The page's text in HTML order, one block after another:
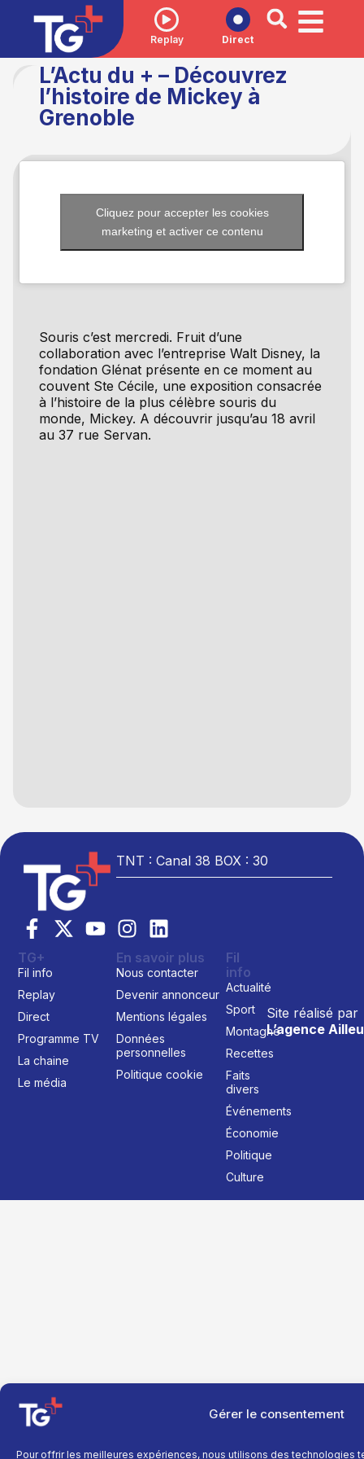
Gérer le consentement
Pour offrir les meilleures expériences, nous utilisons des technologies
Replay Direct
L’Actu du + – Découvrez
l’histoire de Mickey à
Grenoble
Souris c’est mercredi. Fruit d’une
collaboration avec l’entreprise Walt Disney, la
fondation Glénat présente en ce moment au
couvent Ste Cécile, une exposition consacrée
à l’histoire de la plus célèbre souris du
monde, Mickey. A découvrir jusqu’au 18 avril
au 37 rue Servan.
Cliquez pour accepter les cookies
marketing et activer ce contenu
TNT : Canal 38 BOX : 30
Site réalisé par
L’agence
TG+
Fil info
Replay
Direct
Programme TV
La chaine
Le média
En savoir plus
Nous contacter
Devenir annonceur
Mentions légales
Données
personnelles
Politique cookie
Fil
info
Actualité
Sport
Montagne
Recettes
Faits
divers
Événements
Économie
Politique
Culture